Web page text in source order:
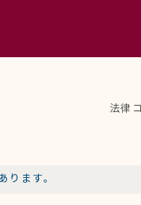
法律
ます。